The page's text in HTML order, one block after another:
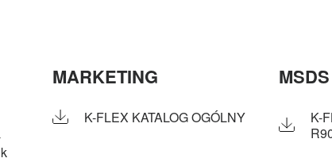
MARKETING
K-FLEX KATALOG OGÓLNY
MSDS
K-